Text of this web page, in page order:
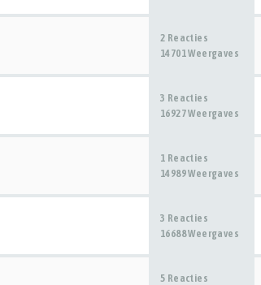
2 Reacties
14701 Weergaves
3 Reacties
16927 Weergaves
1 Reacties
14989 Weergaves
3 Reacties
16688 Weergaves
5 Reacties